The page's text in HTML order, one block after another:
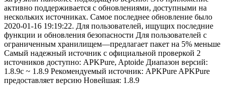
активно поддерживается с обновлениями, доступными на
нескольких источниках. Самое последнее обновление было
2020-01-16 19:19:22. Для пользователей, ищущих последние
функции и обновления безопасности Для пользователей с
ограниченным хранилищем—предлагает пакет на 5% меньше
Самый надежный источник с официальной проверкой 2
источников доступно: APKPure, Aptoide Диапазон версий:
1.8.9c ~ 1.8.9 Рекомендуемый источник: APKPure APKPure
предоставляет версию Новейшая: 1.8.9